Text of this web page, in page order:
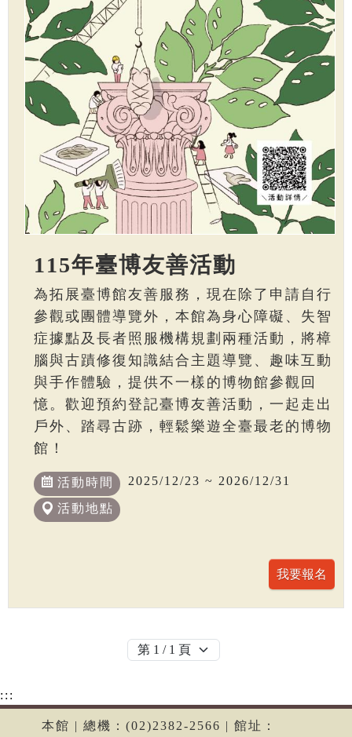
115年臺博友善活動
為拓展臺博館友善服務，現在除了申請自行
參觀或團體導覽外，本館為身心障礙、失智
症據點及長者照服機構規劃兩種活動，將樟
腦與古蹟修復知識結合主題導覽、趣味互動
與手作體驗，提供不一樣的博物館參觀回
憶。歡迎預約登記臺博友善活動，一起走出
戶外、踏尋古跡，輕鬆樂遊全臺最老的博物
館！
活動時間 2025/12/23 ~ 2026/12/31
活動地點
:::
本館 | 總機：(02)2382-2566 | 館址：